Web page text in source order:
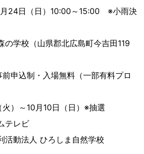
24日（日）10:00～15:00 ※小雨決
学校（山県郡北広島町今吉田119
込制・入場無料（一部有料プロ
）～10月10日（日）※抽選
レビ
動法人 ひろしま自然学校